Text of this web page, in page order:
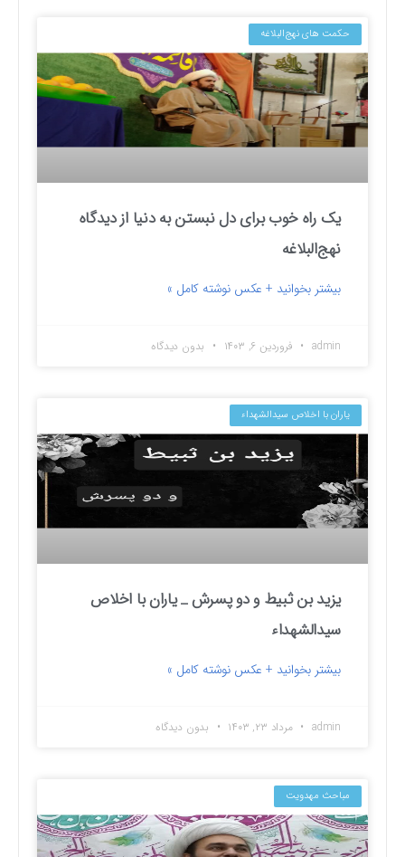
حکمت های نهج‌البلاغه
یک راه خوب برای دل نبستن به دنیا از دیدگاه
نهج‌البلاغه
بیشتر بخوانید + عکس نوشته کامل »
admin فروردین ۶, ۱۴۰۳ بدون دیدگاه
یاران با اخلاص سیدالشهداء
یزید بن ثبیط و دو پسرش _ یاران با اخلاص
سیدالشهداء
بیشتر بخوانید + عکس نوشته کامل »
admin مرداد ۲۳, ۱۴۰۳ بدون دیدگاه
مباحث مهدویت